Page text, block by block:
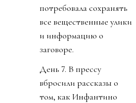
потребовала сохранять
все вещественные улики
и информацию о
заговоре.
День 7. В прессу
вбросили рассказы о
том, как Инфантино